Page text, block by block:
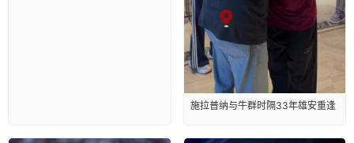
施拉普纳与牛群时隔33年雄安重逢